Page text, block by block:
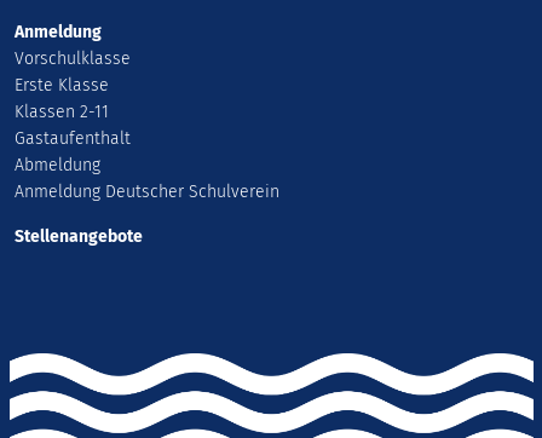
Anmeldung
Vorschulklasse
Erste Klasse
Klassen 2-11
Gastaufenthalt
Abmeldung
Anmeldung Deutscher Schulverein
Stellenangebote